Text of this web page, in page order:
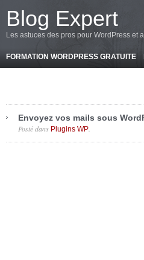
Blog Expert
Les astuces des pros pour WordPress et
FORMATION WORDPRESS GRATUITE
Envoyez vos mails sous
Posté dans Plugins WP